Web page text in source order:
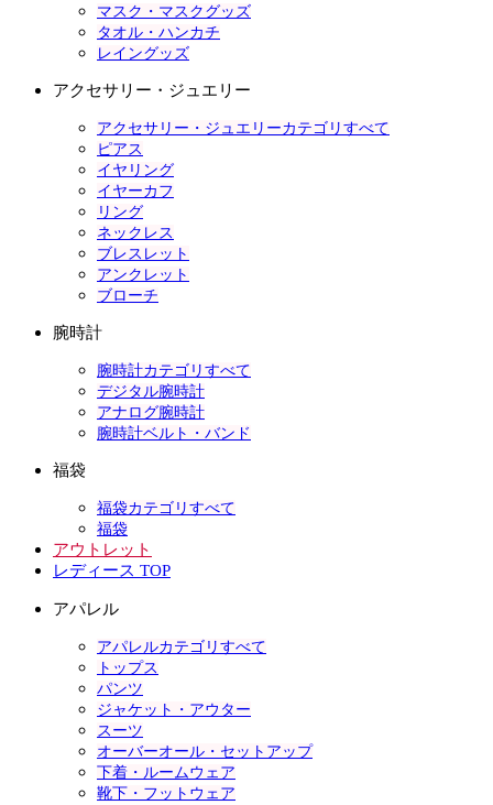
マスク・マスクグッズ
タオル・ハンカチ
レイングッズ
アクセサリー・ジュエリー
アクセサリー・ジュエリーカテゴリすべて
ピアス
イヤリング
イヤーカフ
リング
ネックレス
ブレスレット
アンクレット
ブローチ
腕時計
腕時計カテゴリすべて
デジタル腕時計
アナログ腕時計
腕時計ベルト・バンド
福袋
福袋カテゴリすべて
福袋
アウトレット
レディース TOP
アパレル
アパレルカテゴリすべて
トップス
パンツ
ジャケット・アウター
スーツ
オーバーオール・セットアップ
下着・ルームウェア
靴下・フットウェア